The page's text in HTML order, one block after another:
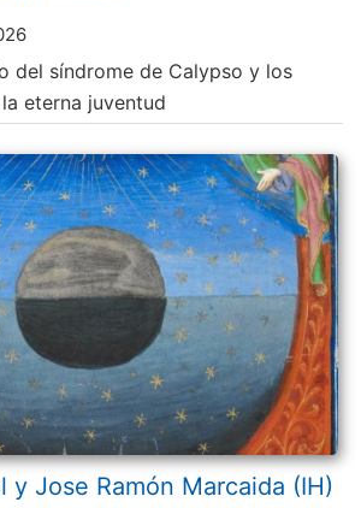
del síndrome de Calypso y los
eterna juventud
y Jose Ramón Marcaida (IH)